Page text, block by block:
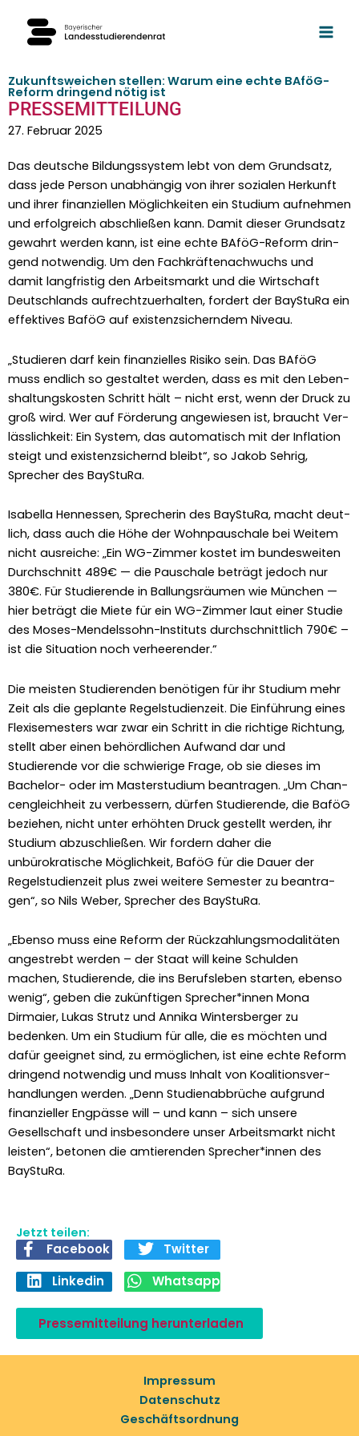
Inhalt
springen
Zukunftsweichen stellen: Warum eine echte BAföG-
Reform dringend nötig ist
PRESSEMITTEILUNG
27. Februar 2025
Das deutsche Bil­dungssys­tem lebt von dem Grund­satz,
dass jede Per­son unab­hängig von ihrer sozialen Herkun­ft
und ihrer finanziellen Möglichkeit­en ein Studi­um aufnehmen
und erfol­gre­ich abschließen kann. Damit dieser Grund­satz
gewahrt wer­den kann, ist eine echte BAföG-Reform drin­
gend notwendig. Um den Fachkräfte­nach­wuchs und
damit langfristig den Arbeits­markt und die Wirtschaft
Deutsch­lands aufrechtzuer­hal­ten, fordert der BayStu­Ra ein
effek­tives BaföG auf exis­ten­zsich­ern­dem Niveau.
„Studieren darf kein finanzielles Risiko sein. Das BAföG
muss endlich so gestal­tet wer­den, dass es mit den Leben­
shal­tungskosten Schritt hält – nicht erst, wenn der Druck zu
groß wird. Wer auf Förderung angewiesen ist, braucht Ver­
lässlichkeit: Ein Sys­tem, das automa­tisch mit der Infla­tion
steigt und exis­ten­zsich­ernd bleibt“, so Jakob Sehrig,
Sprech­er des BayStu­Ra.
Isabel­la Hen­nessen, Sprecherin des BayStu­Ra, macht deut­
lich, dass auch die Höhe der Wohn­pauschale bei Weit­em
nicht aus­re­iche: „Ein WG-Zim­mer kostet im bun­desweit­en
Durch­schnitt 489€ — die Pauschale beträgt jedoch nur
380€. Für Studierende in Bal­lungsräu­men wie München —
hier beträgt die Miete für ein WG-Zim­mer laut ein­er Studie
des Moses-Mendelssohn-Insti­tuts durch­schnit­tlich 790€ –
ist die Sit­u­a­tion noch ver­heeren­der.“
Die meis­ten Studieren­den benöti­gen für ihr Studi­um mehr
Zeit als die geplante Regel­stu­dien­zeit. Die Ein­führung eines
Flexise­mes­ters war zwar ein Schritt in die richtige Rich­tung,
stellt aber einen behördlichen Aufwand dar und
Studierende vor die schwierige Frage, ob sie dieses im
Bach­e­lor- oder im Mas­ter­studi­um beantra­gen. „Um Chan­
cen­gle­ich­heit zu verbessern, dür­fen Studierende, die BaföG
beziehen, nicht unter erhöht­en Druck gestellt wer­den, ihr
Studi­um abzuschließen. Wir fordern daher die
unbürokratis­che Möglichkeit, BaföG für die Dauer der
Regel­stu­dien­zeit plus zwei weit­ere Semes­ter zu beantra­
gen“, so Nils Weber, Sprech­er des BayStu­Ra.
„Eben­so muss eine Reform der Rück­zahlungsmodal­itäten
angestrebt wer­den – der Staat will keine Schulden
machen, Studierende, die ins Beruf­sleben starten, eben­so
wenig“, geben die zukün­fti­gen Sprecher*innen Mona
Dirmaier, Lukas Strutz und Anni­ka Win­ters­berg­er zu
bedenken. Um ein Studi­um für alle, die es möcht­en und
dafür geeignet sind, zu ermöglichen, ist eine echte Reform
drin­gend notwendig und muss Inhalt von Koali­tionsver­
hand­lun­gen wer­den. „Denn Stu­di­en­ab­brüche auf­grund
finanzieller Eng­pässe will – und kann – sich unsere
Gesellschaft und ins­beson­dere unser Arbeits­markt nicht
leis­ten“, beto­nen die amtieren­den Sprecher*innen des
BayStu­Ra.
Jetzt teilen:
Facebook
Twitter
Linkedin
Whatsapp
Pressemitteilung herunterladen
Impressum
Datenschutz
Geschäftsordnung